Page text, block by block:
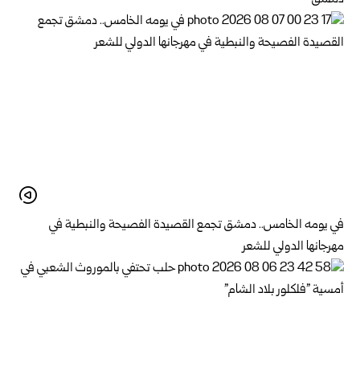
في يومه الخامس.. دمشق تجمع القصيدة الفصيحة والنبطية في
مهرجانها الدولي للشعر